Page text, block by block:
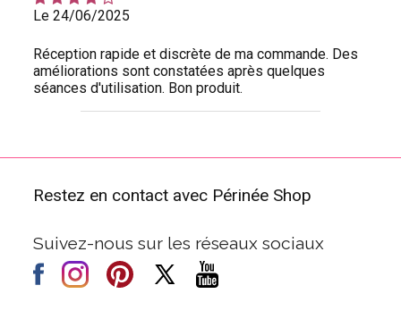
Le 24/06/2025
Réception rapide et discrète de ma commande. Des
améliorations sont constatées après quelques
séances d'utilisation. Bon produit.
Restez en contact avec Périnée Shop
Suivez-nous sur les réseaux sociaux